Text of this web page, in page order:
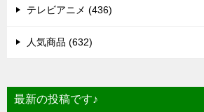
テレビアニメ (436)
人気商品 (632)
最新の投稿です♪